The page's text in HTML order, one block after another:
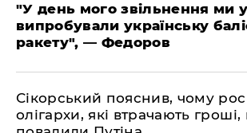
​"У день мого звільнення ми
випробували українську
ракету", — Федоров
​Сікорський пояснив, чому
олігархи, які втрачають гроші,